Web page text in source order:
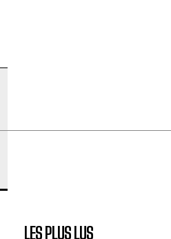
LES PLUS LUS